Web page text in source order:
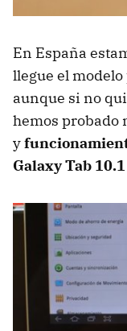
En España
llegue el
aunque si no
hemos probado
y
Galaxy Tab 10.1